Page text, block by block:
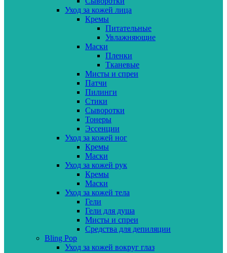
Уход за кожей лица
Кремы
Питательные
Увлажняющие
Маски
Пленки
Тканевые
Мисты и спреи
Патчи
Пилинги
Стики
Сыворотки
Тонеры
Эссенции
Уход за кожей ног
Кремы
Маски
Уход за кожей рук
Кремы
Маски
Уход за кожей тела
Гели
Гели для душа
Мисты и спреи
Средства для депиляции
Bling Pop
Уход за кожей вокруг глаз